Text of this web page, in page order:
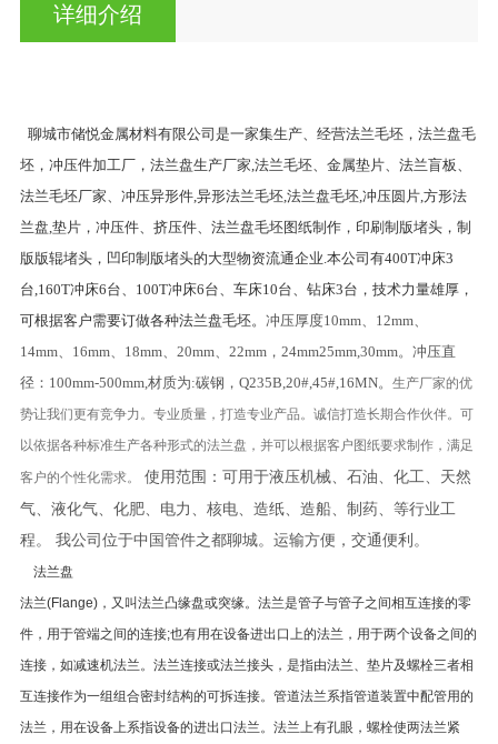
详细介绍
聊城市储悦金属材料有限公司是一家集生产、经营法兰毛坯，法兰盘毛
坯，冲压件加工厂，法兰盘生产厂家,法兰毛坯、金属垫片、法兰盲板、
法兰毛坯厂家、冲压异形件,异形法兰毛坯,法兰盘毛坯,冲压圆片,方形法
兰盘,垫片，冲压件、挤压件、法兰盘毛坯图纸制作，印刷制版堵头，制
版版辊堵头，凹印制版堵头的大型物资流通企业.本公司有400T冲床3
台,160T冲床6台、100T冲床6台、车床10台、钻床3台，技术力量雄厚，
可根据客户需要订做各种法兰盘毛坯。 冲压厚度10mm、12mm、
14mm、16mm、18mm、20mm、22mm，24mm25mm,30mm。冲压直
径：100mm-500mm,材质为:碳钢，Q235B,20#,45#,16MN。 生产厂家的优
势让我们更有竞争力。专业质量，打造专业产品。诚信打造长期合作伙伴。可
以依据各种标准生产各种形式的法兰盘，并可以根据客户图纸要求制作，满足
客户的个性化需求。
使用范围：可用于液压机械、石油、化工、天然
气、液化气、化肥、电力、核电、造纸、造船、制药、等行业工
程。 我公司位于中国管件之都聊城。运输方便，交通便利。
法兰盘
法兰(Flange)，又叫法兰凸缘盘或突缘。法兰是管子与管子之间相互连接的零
件，用于管端之间的连接;也有用在设备进出口上的法兰，用于两个设备之间的
连接，如减速机法兰。法兰连接或法兰接头，是指由法兰、垫片及螺栓三者相
互连接作为一组组合密封结构的可拆连接。管道法兰系指管道装置中配管用的
法兰，用在设备上系指设备的进出口法兰。法兰上有孔眼，螺栓使两法兰紧